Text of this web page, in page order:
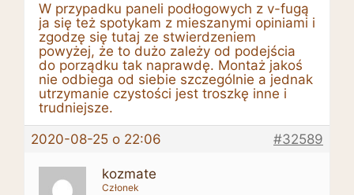
W przypadku paneli podłogowych z v-fugą
ja się też spotykam z mieszanymi opiniami i
zgodzę się tutaj ze stwierdzeniem
powyżej, że to dużo zależy od podejścia
do porządku tak naprawdę. Montaż jakoś
nie odbiega od siebie szczególnie a jednak
utrzymanie czystości jest troszkę inne i
trudniejsze.
2020-08-25 o 22:06
#32589
kozmate
Członek